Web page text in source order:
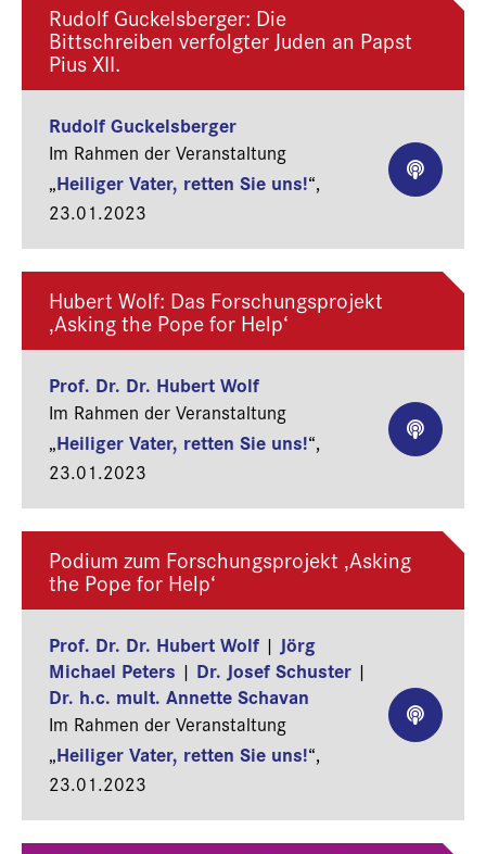
Rudolf Guckelsberger: Die
Bittschreiben verfolgter Juden an Papst
Pius XII.
Rudolf Guckelsberger
Im Rahmen der Veranstaltung
„Heiliger Vater, retten Sie uns!“,
23.01.2023
Hubert Wolf: Das Forschungsprojekt
‚Asking the Pope for Help‘
Prof. Dr. Dr. Hubert Wolf
Im Rahmen der Veranstaltung
„Heiliger Vater, retten Sie uns!“,
23.01.2023
Podium zum Forschungsprojekt ‚Asking
the Pope for Help‘
Prof. Dr. Dr. Hubert Wolf | Jörg
Michael Peters | Dr. Josef Schuster |
Dr. h.c. mult. Annette Schavan
Im Rahmen der Veranstaltung
„Heiliger Vater, retten Sie uns!“,
23.01.2023